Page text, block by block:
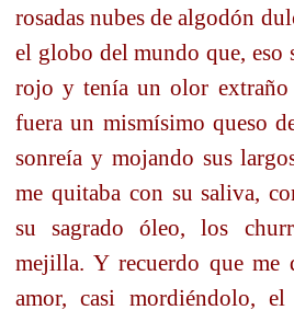
rosadas nubes de algodón
el globo del mundo que, eso
rojo y tenía un olor
fuera un mismísimo queso
sonreía y mojando sus
me quitaba con su saliva,
su sagrado óleo, los
mejilla. Y recuerdo que me
amor, casi mordiéndolo,